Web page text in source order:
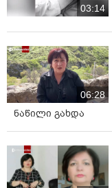
03:14
06:28
ნაწილი გახდა